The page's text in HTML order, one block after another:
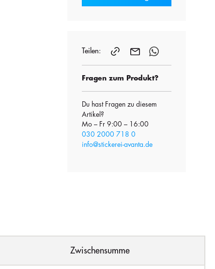
Teilen:
Fragen zum Produkt?
Du hast Fragen zu diesem
Artikel?
Mo – Fr 9:00 – 16:00
030 2000 718 0
info@stickerei-avanta.de
Zwischensumme